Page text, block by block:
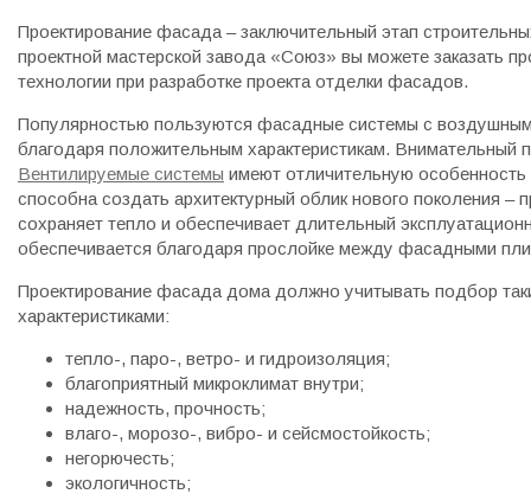
Проектирование фасада – заключительный этап
проектной мастерской завода «Союз» вы можете заказать
технологии при разработке проекта отделки фасадов.
Популярностью пользуются фасадные системы с
благодаря положительным характеристикам.
Вентилируемые системы имеют отличительную
способна создать архитектурный облик нового поколения
сохраняет тепло и обеспечивает длительный
обеспечивается благодаря прослойке между фасадными
Проектирование фасада дома должно учитывать подбор
характеристиками:
тепло-, паро-, ветро- и гидроизоляция;
благоприятный микроклимат внутри;
надежность, прочность;
влаго-, морозо-, вибро- и сейсмостойкость;
негорючесть;
экологичность;